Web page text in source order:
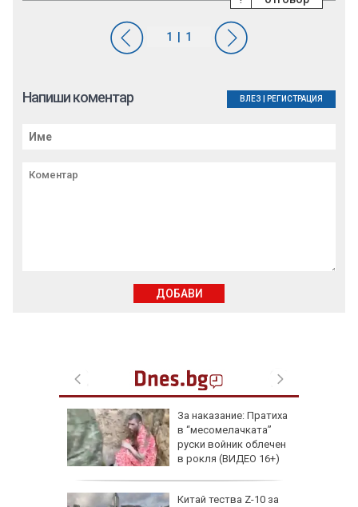
За наказание: Пратиха
в “месомелачката”
руски войник облечен
в рокля (ВИДЕО 16+)
Китай тества Z-10 за
Напиши коментар ВЛЕЗ РЕГИСТРАЦИЯ
ДОБАВИ